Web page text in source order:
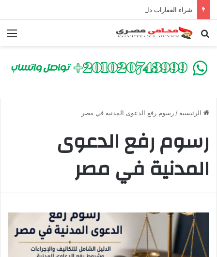
بحث عن
الرئيسية / رسوم رفع الدعوى المدنية في مصر
رسوم رفع الدعوى
المدنية في مصر